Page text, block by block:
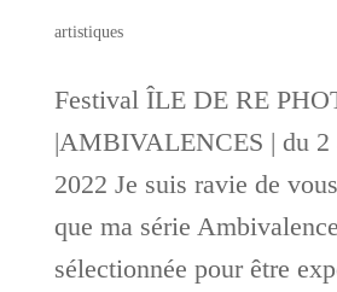
artistiques
Festival ÎLE DE RE
|AMBIVALENCES | du 2
2022 Je suis ravie de
que ma série
sélectionnée pour être